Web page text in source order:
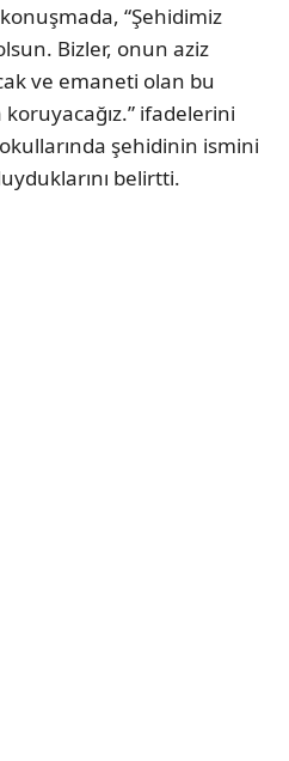
“Şehidimiz
Bizler, onun aziz
ve emaneti olan bu
koruyacağız.” ifadelerini
şehidinin ismini
belirtti.